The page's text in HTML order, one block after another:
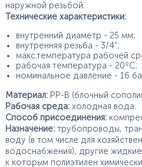
наружной резьбой.
Технические характеристики:
внутренний диаметр - 25 мм;
внутренняя резьба - 3/4";
макс.температура рабочей
рабочая температура - 20ºС;
номинальное давление - 16
Материал:PP-B (блочный
Рабочая среда: холодная вода.
Способ присоединения:
Назначение: трубопроводы,
воду (в том числе для
водоснабжения), другие
к которым полиэтилен